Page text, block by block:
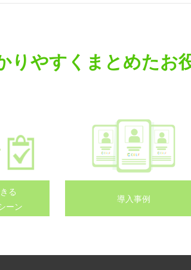
りやすくまとめたお
る
ーン
導入事例